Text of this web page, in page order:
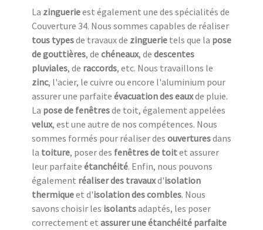
La zinguerieest également une des spécialités de
Couverture 34. Nous sommes capables de réaliser
tous typesde travaux de zinguerie tels que la pose
de gouttières, de chéneaux, de descentes
pluviales, de raccords, etc. Nous travaillons le
zinc, l'acier, le cuivre ou encore l'aluminium pour
assurer une parfaite évacuation des eauxde pluie.
La pose de fenêtresde toit, également appelées
velux, est une autre de nos compétences. Nous
sommes formés pour réaliser des ouverturesdans
la toiture, poser des fenêtres de toitet assurer
leur parfaite étanchéité. Enfin, nous pouvons
également réaliser des travauxd'isolation
thermiqueet d'isolation des combles. Nous
savons choisir les isolantsadaptés, les poser
correctement et assurer une étanchéité parfaite